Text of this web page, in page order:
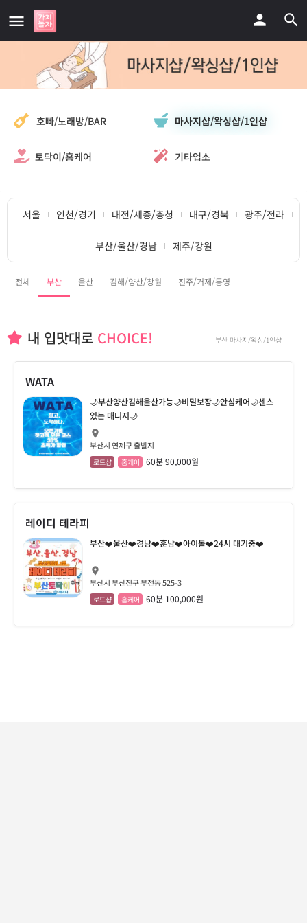
호빠/노래방/BAR 마사지샵/왁싱샵/1인샵
토닥이/홈케어 기타업소
서울 인천/경기 대전/세종/충청 대구/경북 광주/전라
부산/울산/경남 제주/강원
전체 부산 울산 김해/양산/창원 진주/거제/통영
내 입맛대로 CHOICE! 부산 마사지/왁싱/1인샵
WATA
🌙부산양산김해울산가능🌙비밀보장🌙안심케어🌙센스
있는 매니저🌙
부산시 연제구 출발지
로드샵 홈케어 60분 90,000원
레이디 테라피
부산❤️울산❤️경남❤️훈남❤️아이돌❤️24시 대기중❤️
부산시 부산진구 부전동 525-3
로드샵 홈케어 60분 100,000원